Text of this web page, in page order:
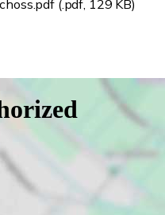
(.pdf, 129 KB)